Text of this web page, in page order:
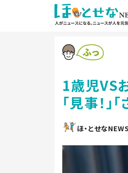
1歳児VS
「見事！」
ほ・とせな